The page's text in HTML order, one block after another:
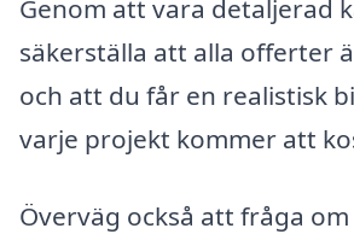
Genom att vara detaljerad
säkerställa att alla offerter
och att du får en realistisk
varje projekt kommer att
Överväg också att fråga